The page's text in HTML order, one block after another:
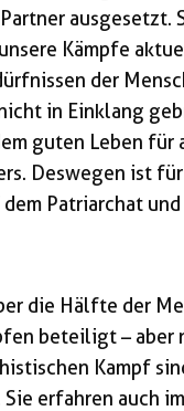
Kämpfe
der
in Einklang
guten Leben
Deswegen ist
Patriarchat
die Hälfte der
beteiligt –
Kampf
erfahren auch